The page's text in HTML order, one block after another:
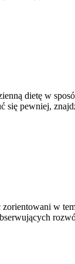
dietę w
się pewniej,
w